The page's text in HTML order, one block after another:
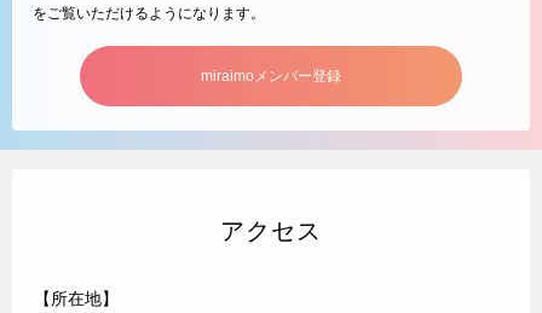
をご覧いただけるようになります。
miraimoメンバー登録
アクセス
【所在地】